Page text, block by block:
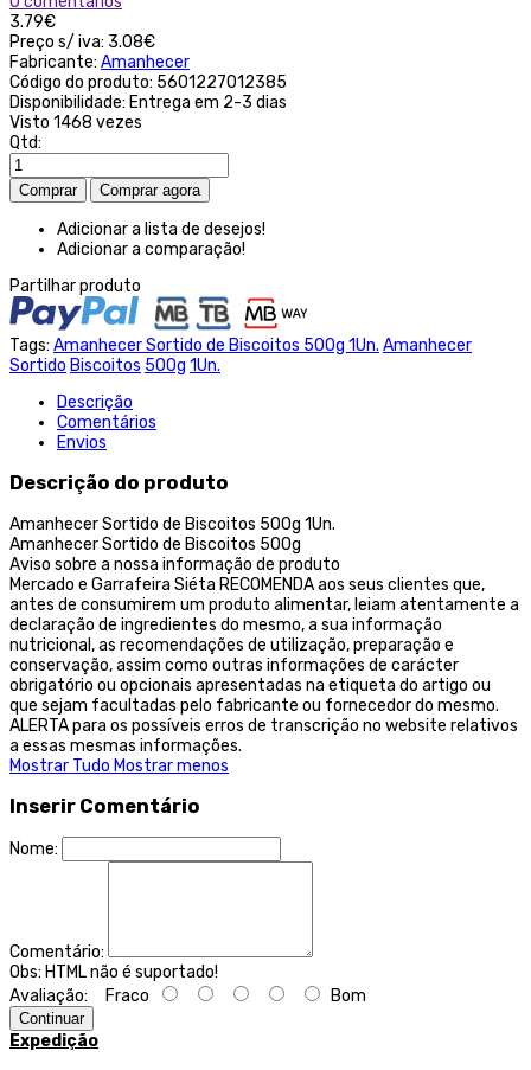
3.79€
Preço s/ iva: 3.08€
Fabricante: Amanhecer
Código do produto: 5601227012385
Disponibilidade: Entrega em 2-3 dias
Visto 1468 vezes
Qtd:
Adicionar a lista de desejos!
Adicionar a comparação!
Partilhar produto
Tags: Amanhecer Sortido de Biscoitos 500g 1Un. Amanhecer
Sortido Biscoitos 500g 1Un.
Descrição
Comentários
Envios
Descrição do produto
Amanhecer Sortido de Biscoitos 500g 1Un.
Amanhecer Sortido de Biscoitos 500g
Aviso sobre a nossa informação de produto
Mercado e Garrafeira Siéta RECOMENDA aos seus clientes que,
antes de consumirem um produto alimentar, leiam atentamente a
declaração de ingredientes do mesmo, a sua informação
nutricional, as recomendações de utilização, preparação e
conservação, assim como outras informações de carácter
obrigatório ou opcionais apresentadas na etiqueta do artigo ou
que sejam facultadas pelo fabricante ou fornecedor do mesmo.
ALERTA para os possíveis erros de transcrição no website relativos
a essas mesmas informações.
Mostrar Tudo Mostrar menos
Inserir Comentário
Nome:
Comentário:
Obs: HTML não é suportado!
Avaliação: Fraco Bom
Continuar
Expedição